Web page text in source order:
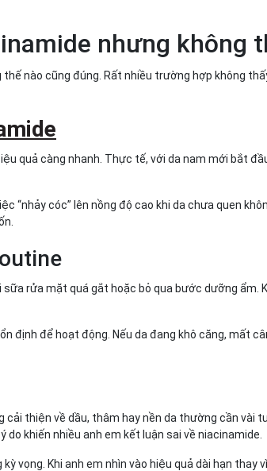
nhưng không
nào cũng đúng. Rất nhiều trường hợp không
quả càng nhanh. Thực tế, với da nam mới bắt
“nhảy cóc” lên nồng độ cao khi da chưa quen
sữa rửa mặt quá gắt hoặc bỏ qua bước dưỡng ẩm.
định để hoạt động. Nếu da đang khô căng, mất
thiện về dầu, thâm hay nền da thường cần vài
khiến nhiều anh em kết luận sai về niacinamide.
vọng. Khi anh em nhìn vào hiệu quả dài hạn thay